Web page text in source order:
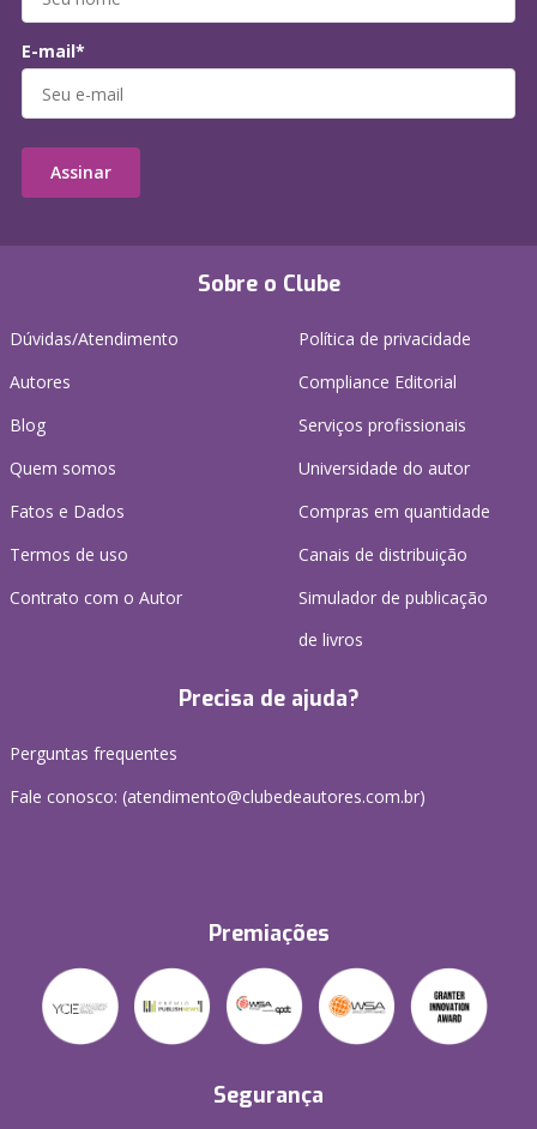
Sobre o Clube
Dúvidas/Atendimento
Autores
Blog
Quem somos
Fatos e Dados
Termos de uso
Contrato com o Autor
Política de privacidade
Compliance Editorial
Serviços profissionais
Universidade do autor
Compras em quantidade
Canais de distribuição
Simulador de publicação
de livros
Precisa de ajuda?
Perguntas frequentes
Fale conosco: (atendimento@clubedeautores.com.br)
Premiações
Segurança
E-mail*
Assinar